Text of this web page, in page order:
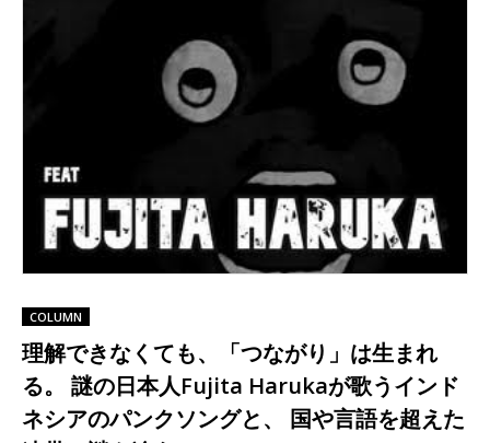
COLUMN
理解できなくても、「つながり」は生まれ
る。 謎の日本人Fujita Harukaが歌うインド
ネシアのパンクソングと、 国や言語を超えた